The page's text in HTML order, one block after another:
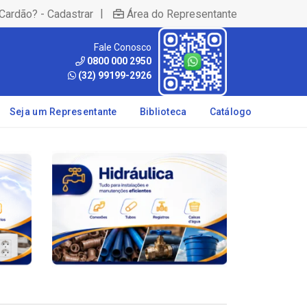
- Cadastrar | Área do Representante
Fale Conosco
0800 000 2950
(32) 99199-2926
Seja um Representante Biblioteca Catálogo